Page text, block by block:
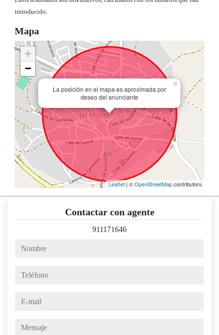
introducido.
Mapa
La posición en el mapa es aproximada por
deseo del anunciante
×
+
−
Leaflet | ©OpenStreetMapcontributors
Contactar con agente
911171646
nombre
teléfono
e-mail
mensaje